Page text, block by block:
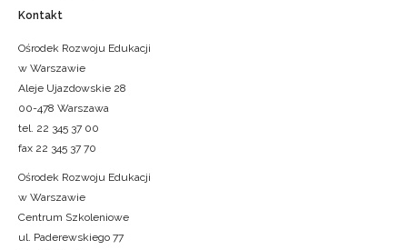
Kontakt
Ośrodek Rozwoju Edukacji
w Warszawie
Aleje Ujazdowskie 28
00-478 Warszawa
tel. 22 345 37 00
fax 22 345 37 70
Ośrodek Rozwoju Edukacji
w Warszawie
Centrum Szkoleniowe
ul. Paderewskiego 77